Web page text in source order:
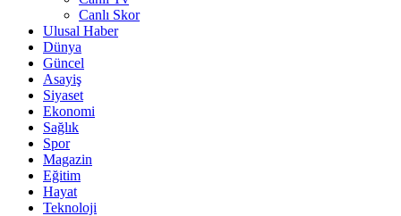
Canlı Skor
Ulusal Haber
Dünya
Güncel
Asayiş
Siyaset
Ekonomi
Sağlık
Spor
Magazin
Eğitim
Hayat
Teknoloji